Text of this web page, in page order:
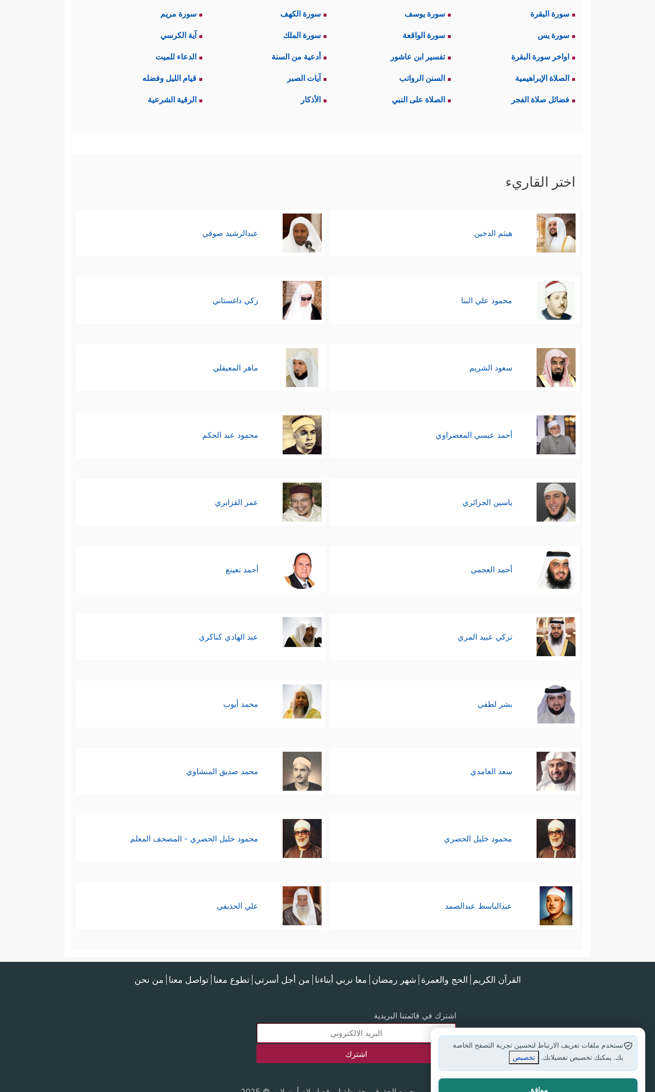
سورة البقرة سورة يوسف سورة الكهف سورة مريم
سورة يس سورة الواقعة سورة الملك آية الكرسي
اواخر سورة البقرة تفسير ابن عاشور أدعية من السنة الدعاء للميت
الصلاة الإبراهيمية السنن الرواتب آيات الصبر قيام الليل وفضله
فضائل صلاة الفجر الصلاة على النبي الأذكار الرقية الشرعية
اختر القاريء
هيثم الدخين عبدالرشيد صوفي
محمود علي البنا زكي داغستاني
سعود الشريم ماهر المعيقلي
أحمد عيسي المعصراوي محمود عبد الحكم
ياسين الجزائري عمر القزابري
أحمد العجمي أحمد نعينع
تركي عبيد المري عبد الهادي كناكري
بشر لطفي محمد أيوب
سعد الغامدي محمد صديق المنشاوي
محمود خليل الحصري محمود خليل الحصري - المصحف المعلم
عبدالباسط عبدالصمد علي الحذيفي
القرآن الكريم الحج والعمرة شهر رمضان معا نربي أبناءنا من أجل أسرتي تطوع معنا تواصل معنا من نحن
اشترك في قائمتنا البريدية
نستخدم ملفات تعريف الارتباط لتحسين تجربة التصفح الخاصة
بك. يمكنك تخصيص تفضيلاتك.
تخصيص
موافق